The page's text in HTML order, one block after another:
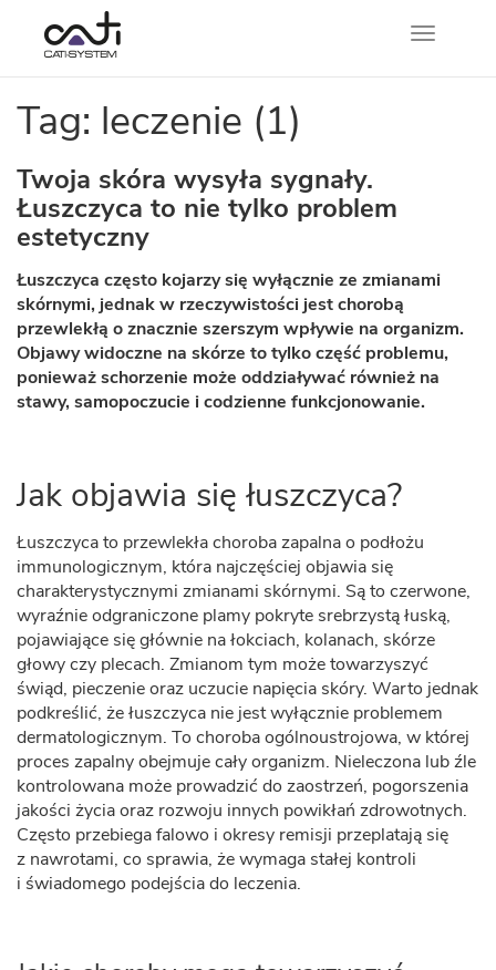
Tag: leczenie (1)
Twoja skóra wysyła sygnały.
Łuszczyca to nie tylko problem
estetyczny
Łuszczyca często kojarzy się wyłącznie ze zmianami
skórnymi, jednak w rzeczywistości jest chorobą
przewlekłą o znacznie szerszym wpływie na organizm.
Objawy widoczne na skórze to tylko część problemu,
ponieważ schorzenie może oddziaływać również na
stawy, samopoczucie i codzienne funkcjonowanie.
Jak objawia się łuszczyca?
Łuszczyca to przewlekła choroba zapalna o podłożu
immunologicznym, która najczęściej objawia się
charakterystycznymi zmianami skórnymi. Są to czerwone,
wyraźnie odgraniczone plamy pokryte srebrzystą łuską,
pojawiające się głównie na łokciach, kolanach, skórze
głowy czy plecach. Zmianom tym może towarzyszyć
świąd, pieczenie oraz uczucie napięcia skóry. Warto jednak
podkreślić, że łuszczyca nie jest wyłącznie problemem
dermatologicznym. To choroba ogólnoustrojowa, w której
proces zapalny obejmuje cały organizm. Nieleczona lub źle
kontrolowana może prowadzić do zaostrzeń, pogorszenia
jakości życia oraz rozwoju innych powikłań zdrowotnych.
Często przebiega falowo i okresy remisji przeplatają się
z nawrotami, co sprawia, że wymaga stałej kontroli
i świadomego podejścia do leczenia.